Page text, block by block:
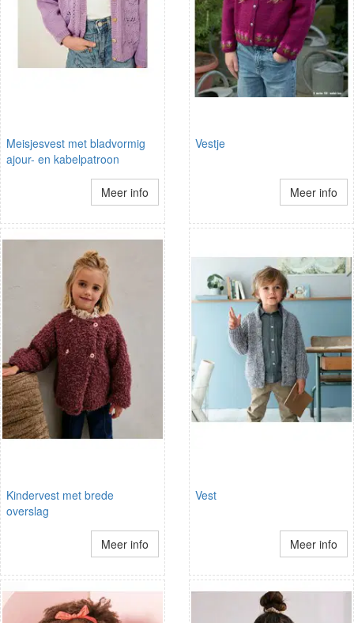
Meisjesvest met bladvormig
ajour- en kabelpatroon
Meer info
Vestje
Meer info
Kindervest met brede
overslag
Meer info
Vest
Meer info